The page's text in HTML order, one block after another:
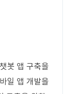
봇 앱 구축을
일 앱 개발을